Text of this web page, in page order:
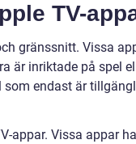
TV-
gränssnitt. Vissa
är inriktade på spel
som endast är
appar. Vissa appar